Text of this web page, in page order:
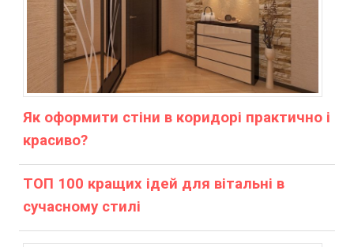
Як оформити стіни в коридорі практично і
красиво?
ТОП 100 кращих ідей для вітальні в
сучасному стилі